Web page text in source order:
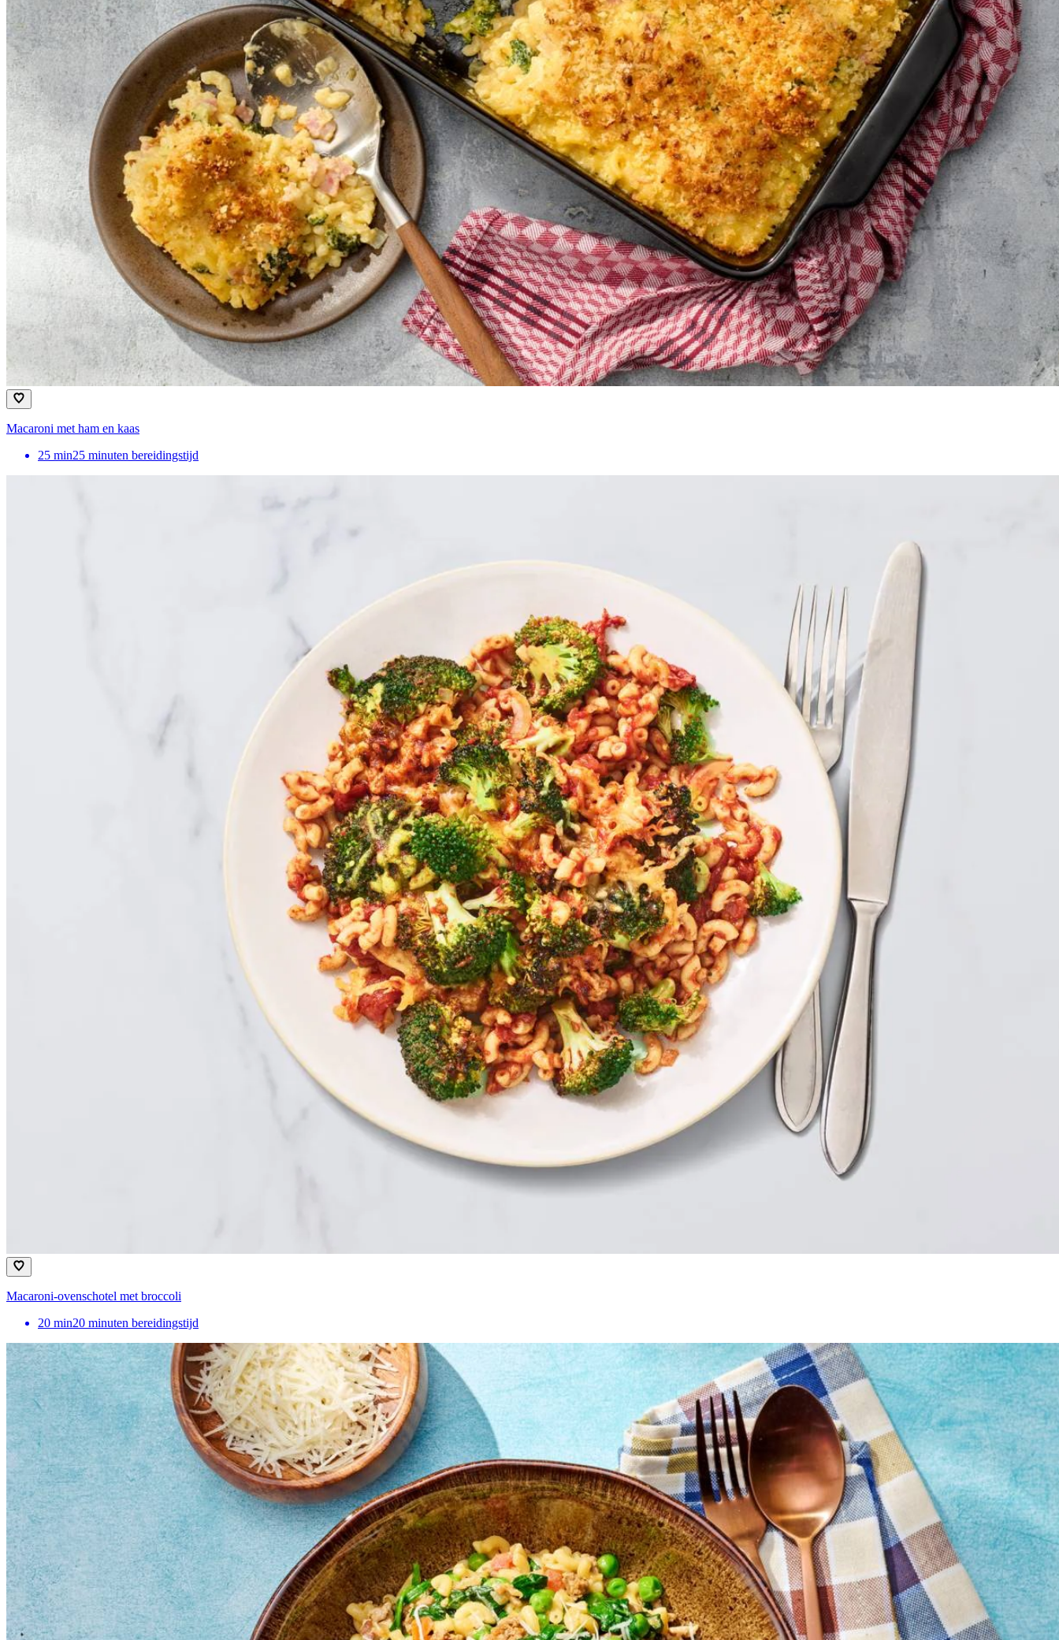
Macaroni met ham en kaas
25 min25 minuten bereidingstijd
Macaroni-ovenschotel met broccoli
20 min20 minuten bereidingstijd